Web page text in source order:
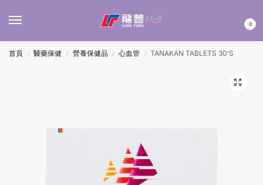
0
首頁 / 醫藥保健 / 營養保健品 / 心血管 / TANAKAN TABLETS 30’S